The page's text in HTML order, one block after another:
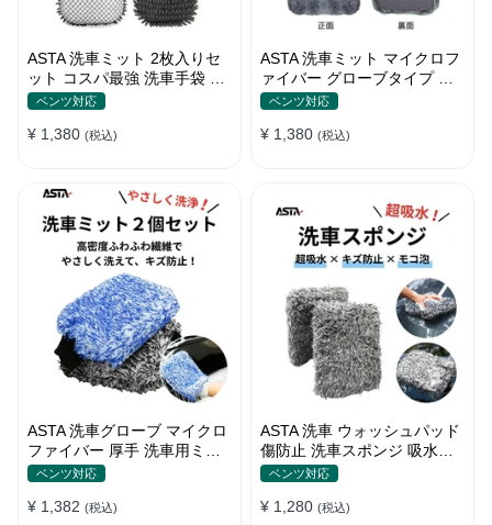
ASTA 洗車ミット 2枚入りセ
ット コスパ最強 洗車手袋 マ
イクロファイバー製 洗車グッ
ポンジ
ベンツ対応
¥ 1,380 (税込)
ASTA 洗車ミット マイクロフ
ァイバー グローブタイプ 洗
車プロも愛用 傷防止 高吸水
ング用品
ベンツ対応
¥ 1,380 (税込)
ASTA 洗車グローブ マイクロ
ファイバー 厚手 洗車用ミッ
ト 大判サイズ スポンジ内蔵
ローブ 傷防止 吸水速乾 車・
ベンツ対応
¥ 1,382 (税込)
ASTA 洗車 ウォッシュパッド
傷防止 洗車スポンジ 吸水性
抜群 マイクロファイバー 極
車キズを防ぐ 滑りやすい構造
ベンツ対応
¥ 1,280 (税込)